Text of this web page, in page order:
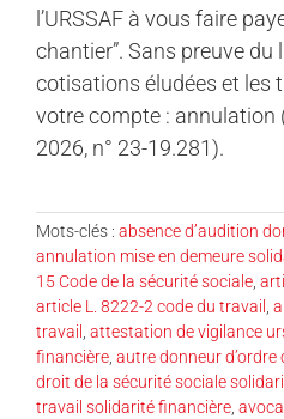
l’URSSAF à vous faire
chantier”. Sans preuve du
cotisations éludées et les
votre compte : annulation
2026, n° 23-19.281).
Mots-clés : absence d’audition
annulation mise en demeure
15 Code de la sécurité sociale
article L. 8222-2 code du travail
travail attestation de vigilance
financière autre donneur
droit de la sécurité sociale
travail solidarité financière